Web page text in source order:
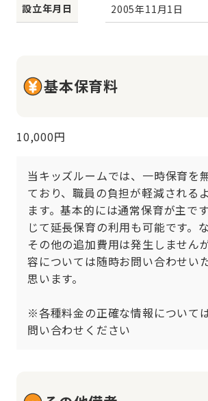
設立年月日
2005年11月1日
基本保育料
10,000円
当キッズルームでは、一時保育を
ており、職員の負担が軽減される
ます。基本的には通常保育が主で
じて延長保育の利用も可能です。
その他の追加費用は発生しません
容については随時お問い合わせい
思います。
※各種料金の正確な情報について
問い合わせください